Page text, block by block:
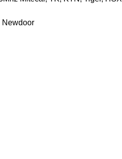
Newdoor